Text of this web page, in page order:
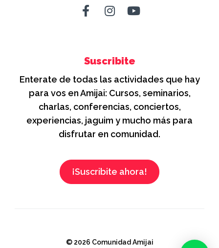
Suscribite
Enterate de todas las actividades que hay
para vos en Amijai: Cursos, seminarios,
charlas, conferencias, conciertos,
experiencias, jaguim y mucho más para
disfrutar en comunidad.
¡Suscribite ahora!
© 2026 Comunidad Amijai